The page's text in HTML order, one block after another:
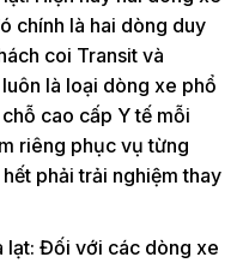
chính là hai dòng duy
coi Transit và
là loại dòng xe phổ
cao cấp Y tế mỗi
riêng phục vụ từng
phải trải nghiệm thay
lạt: Đối với các dòng xe